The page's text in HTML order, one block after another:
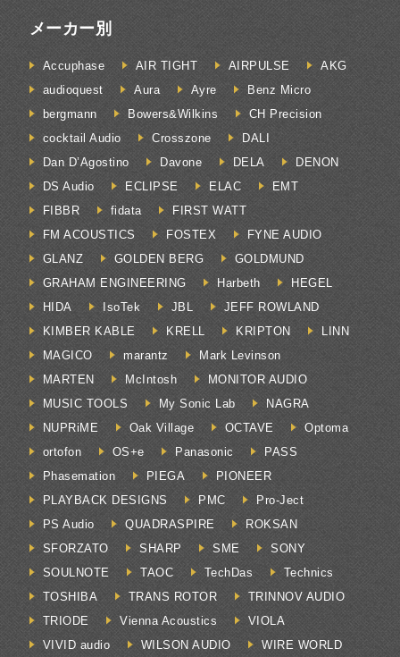
メーカー別
Accuphase AIR TIGHT AIRPULSE
AKG
audioquest
Aura Ayre
Benz Micro
bergmann
Bowers&Wilkins
CH Precision
cocktail Audio
Crosszone
DALI
Dan D’Agostino
Davone DELA
DENON
DS Audio
ECLIPSE ELAC
EMT
FIBBR
fidata
FIRST WATT
FM ACOUSTICS
FOSTEX
FYNE AUDIO
GLANZ
GOLDEN BERG
GOLDMUND
GRAHAM ENGINEERING
Harbeth
HEGEL
HIDA
IsoTek JBL
JEFF ROWLAND
KIMBER KABLE
KRELL KRIPTON
LINN
MAGICO
marantz
Mark Levinson
MARTEN
McIntosh
MONITOR AUDIO
MUSIC TOOLS
My Sonic Lab
NAGRA
NUPRiME
Oak Village OCTAVE
Optoma
ortofon
OS+e Panasonic
PASS
Phasemation
PIEGA
PIONEER
PLAYBACK DESIGNS
PMC
Pro-Ject
PS Audio
QUADRASPIRE
ROKSAN
SFORZATO
SHARP SME
SONY
SOULNOTE
TAOC TechDas
Technics
TOSHIBA
TRANS ROTOR
TRINNOV AUDIO
TRIODE
Vienna Acoustics
VIOLA
VIVID audio
WILSON AUDIO WIRE WORLD